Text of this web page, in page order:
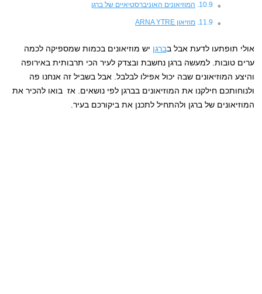
המוזיאונים האוניברסטיאיים של ברגן
מוזיאון ARNA YTRE
אולי תופתעו לדעת אבל בברגן יש מוזיאונים בכמות שמספיקה לכמה
ערים טובות. למעשה ברגן נחשבת ובצדק לעיר הכי תרבותית באירופה
והיצע המוזיאונים שבה יכול אפילו לבלבל. אבל בשביל זה אנחנו פה
ולנוחותכם חילקנו את המוזיאונים בברגן לפי נושאים. אז בואו להכיר את
המוזיאונים של ברגן ולהתחיל לתכנן את ביקורכם בעיר.